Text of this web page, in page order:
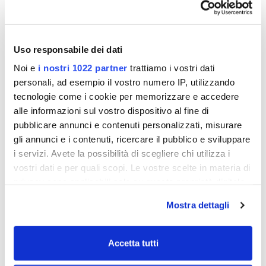
Uso responsabile dei dati
Noi e i nostri 1022 partner trattiamo i vostri dati
personali, ad esempio il vostro numero IP, utilizzando
tecnologie come i cookie per memorizzare e accedere
alle informazioni sul vostro dispositivo al fine di
pubblicare annunci e contenuti personalizzati, misurare
gli annunci e i contenuti, ricercare il pubblico e sviluppare
i servizi. Avete la possibilità di scegliere chi utilizza i
vostri dati e per quali scopi. Le vostre scelte in materia di
modificare o revocare il proprio consenso in qualsiasi
momento dalla Dichiarazione sui cookie o facendo clic
sull'icona di attivazione della privacy.
Mostra dettagli
Accetta tutti
Zero Lines Map Card: Il punto di partenza per
l'avventura di mappatura. La linea Zero è il luogo
per costruire le proprie mappe.
Inclusa nel package AutoChart PRO PC
software, anche la carta Zero Line da 32 GB
Europa.
Altre caratteristiche
Evidenziare la profondità (profondità di
evidenziazione)
Offset di livello dell'acqua
Evidenziare l'acqua poco profonda
Segni di marcia, importazione e esportazione di
10 GB disco rigido libero